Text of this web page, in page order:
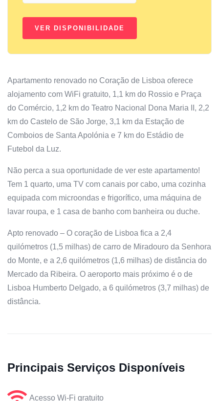
Apartamento renovado no Coração de Lisboa oferece
alojamento com WiFi gratuito, 1,1 km do Rossio e Praça
do Comércio, 1,2 km do Teatro Nacional Dona Maria II, 2,2
km do Castelo de São Jorge, 3,1 km da Estação de
Comboios de Santa Apolónia e 7 km do Estádio de
Futebol da Luz.
Não perca a sua oportunidade de ver este apartamento!
Tem 1 quarto, uma TV com canais por cabo, uma cozinha
equipada com microondas e frigorífico, uma máquina de
lavar roupa, e 1 casa de banho com banheira ou duche.
Apto renovado – O coração de Lisboa fica a 2,4
quilómetros (1,5 milhas) de carro de Miradouro da Senhora
do Monte, e a 2,6 quilómetros (1,6 milhas) de distância do
Mercado da Ribeira. O aeroporto mais próximo é o de
Lisboa Humberto Delgado, a 6 quilómetros (3,7 milhas) de
distância.
Principais Serviços Disponíveis
Acesso Wi-Fi gratuito